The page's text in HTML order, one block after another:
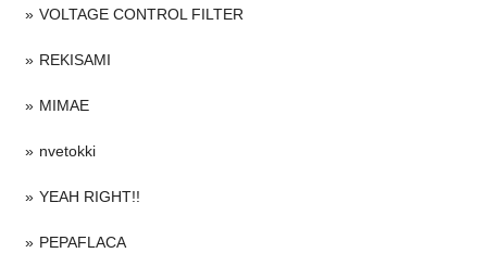
VOLTAGE CONTROL FILTER
REKISAMI
MIMAE
nvetokki
YEAH RIGHT!!
PEPAFLACA